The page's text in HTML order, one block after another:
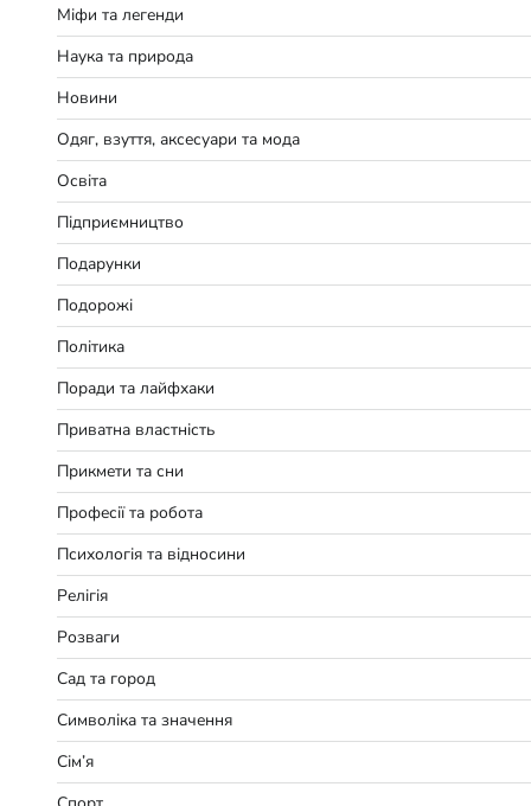
Міфи та легенди
Наука та природа
Новини
Одяг, взуття, аксесуари та мода
Освіта
Підприємництво
Подарунки
Подорожі
Політика
Поради та лайфхаки
Приватна властність
Прикмети та сни
Професії та робота
Психологія та відносини
Релігія
Розваги
Сад та город
Символіка та значення
Сім’я